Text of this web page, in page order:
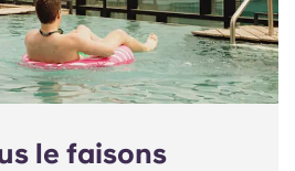
le faisons